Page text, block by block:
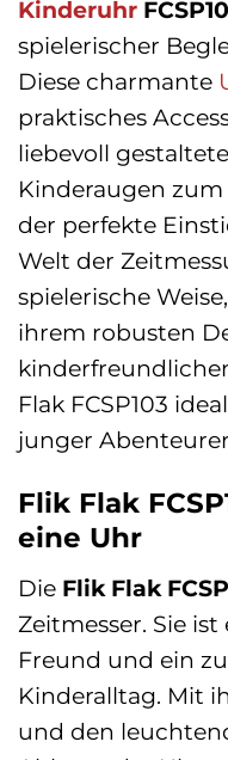
Kinderuhr
spielerischer
Diese charmante
praktisches
liebevoll
Kinderaugen
der perfekte
Welt der
spielerische
ihrem robusten
Flak FCSP103
junger
Flik Flak
eine Uhr
Die Flik Flak
Zeitmesser. Sie
Freund und ein
Kinderalltag. Mit
und den